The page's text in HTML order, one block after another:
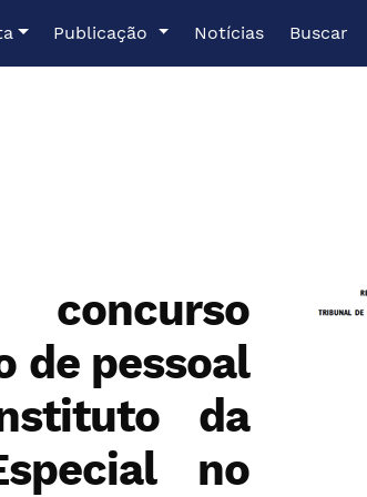
Publicação Notícias Buscar
concurso
de pessoal
da
no